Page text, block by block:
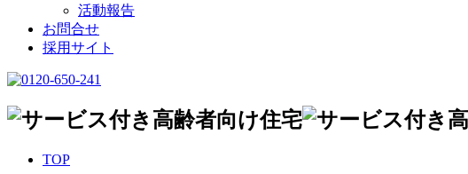
活動報告
お問合せ
採用サイト
TOP